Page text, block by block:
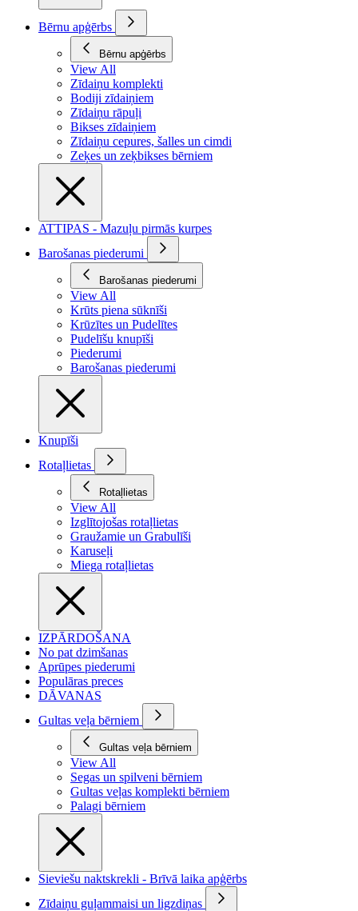
Bērnu apģērbs
Bērnu apģērbs
View All
Zīdaiņu komplekti
Bodiji zīdaiņiem
Zīdaiņu rāpuļi
Bikses zīdaiņiem
Zīdaiņu cepures, šalles un cimdi
Zeķes un zeķbikses bērniem
ATTIPAS - Mazuļu pirmās kurpes
Barošanas piederumi
Barošanas piederumi
View All
Krūts piena sūknīši
Krūzītes un Pudelītes
Pudelīšu knupīši
Piederumi
Barošanas piederumi
Knupīši
Rotaļlietas
Rotaļlietas
View All
Izglītojošas rotaļlietas
Graužamie un Grabulīši
Karuseļi
Miega rotaļlietas
IZPĀRDOŠANA
No pat dzimšanas
Aprūpes piederumi
Populāras preces
DĀVANAS
Gultas veļa bērniem
Gultas veļa bērniem
View All
Segas un spilveni bērniem
Gultas veļas komplekti bērniem
Palagi bērniem
Sieviešu naktskrekli - Brīvā laika apģērbs
Zīdaiņu guļammaisi un ligzdiņas